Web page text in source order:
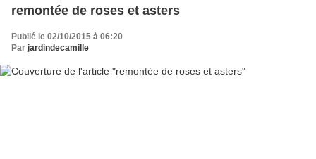
remontée de roses et asters
Publié le 02/10/2015 à 06:20
Par jardindecamille